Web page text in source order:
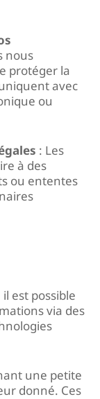
nous
protéger la
avec
ou
: Les
à des
ou ententes
est possible
via des
une petite
donné. Ces